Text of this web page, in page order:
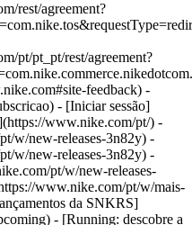
rest/agreement?
pt/pt_pt/rest/agreement?
feedback) -
- [Iniciar sessão]
www.nike.com/pt/) -
w/new-releases-3n82y) -
w/new-releases-3n82y) -
pt/w/new-releases-
www.nike.com/pt/w/mais-
da SNKRS]
- [Running: descobre a